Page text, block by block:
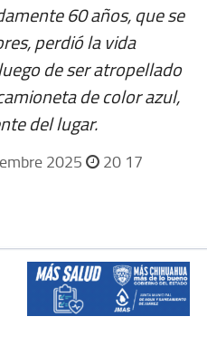
60 años, que se
perdió la vida
de ser atropellado
de color azul,
del lugar.
2025 20 17